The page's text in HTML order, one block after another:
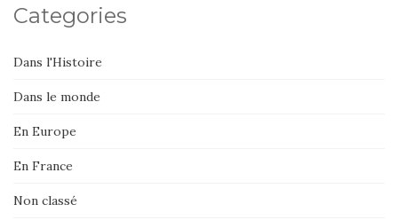
Categories
Dans l'Histoire
Dans le monde
En Europe
En France
Non classé